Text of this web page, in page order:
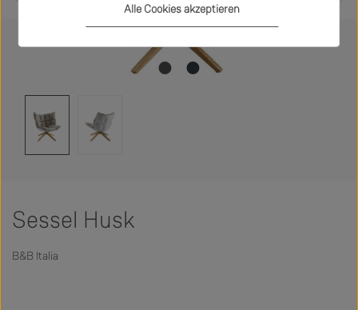
Sessel Husk
B&B Italia
Alle Cookies akzeptieren